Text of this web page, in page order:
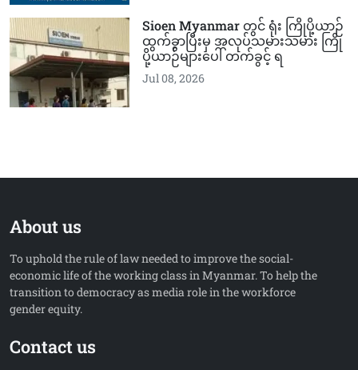
Sioen Myanmar တွင် ရုံး ကြိုပို့ယာဉ်
ထွက်ခွာပြီးမှ အလုပ်သမားသမား ကြို
ပို့ယာဉ်များပေါ် တက်ခွင့် ရ
Jul 08, 2026
About us
To uphold the rule of law needed to improve the social-
economic life of the working class in Myanmar. To help the
transition to democracy as media role in the workforce
gender equity.
Contact us